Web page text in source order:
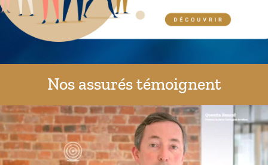
Nos assurés témoignent